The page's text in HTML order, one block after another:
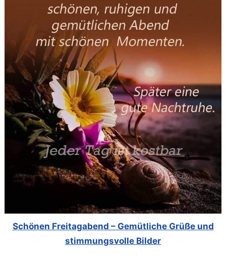
Schönen Freitagabend – Gemütliche Grüße und
stimmungsvolle Bilder